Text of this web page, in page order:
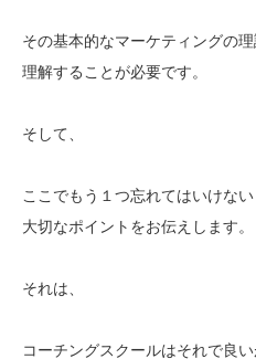
その基本的なマーケティングの
理解することが必要です。
そして、
ここでもう１つ忘れてはいけない
大切なポイントをお伝えします。
それは、
コーチングスクールはそれで良